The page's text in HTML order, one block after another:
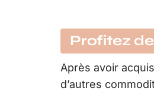
Profitez
Après avoir
d’autres